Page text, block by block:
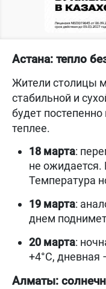
Астана: тепло
Жители столицы
стабильной и
будет
теплее.
18 марта:
не
Температура
19 марта:
днем
20 марта:
+4°С, дневная
Алматы: